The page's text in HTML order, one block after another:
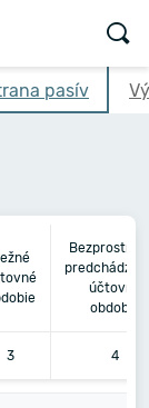
pasív
účtovné
obdobie
3 4